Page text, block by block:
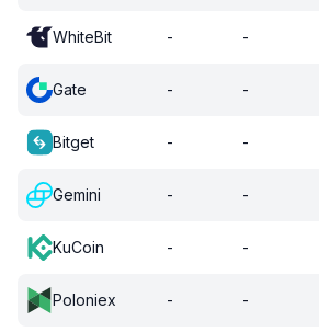
WhiteBit - -
Gate - -
Bitget - -
Gemini - -
KuCoin - -
Poloniex - -